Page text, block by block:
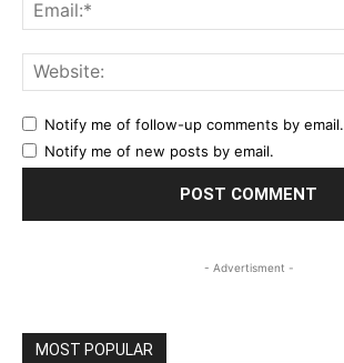
Notify me of follow-up comments by email.
Notify me of new posts by email.
- Advertisment -
MOST POPULAR